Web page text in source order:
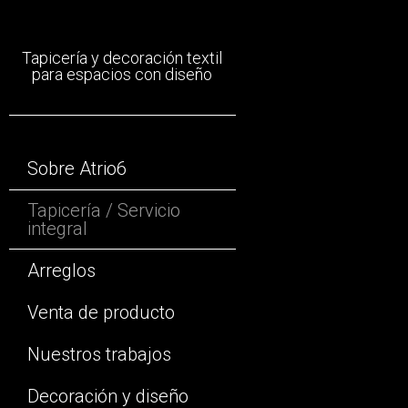
Tapicería y decoración textil
para espacios con diseño
Sobre Atrio6
Tapicería / Servicio
integral
Arreglos
Venta de producto
Nuestros trabajos
Decoración y diseño